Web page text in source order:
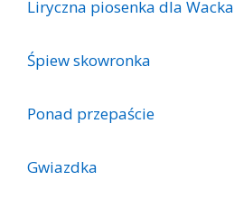
Liryczna piosenka dla Wacka
Śpiew skowronka
Ponad przepaście
Gwiazdka